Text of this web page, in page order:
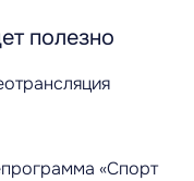
полезно
«Спорт